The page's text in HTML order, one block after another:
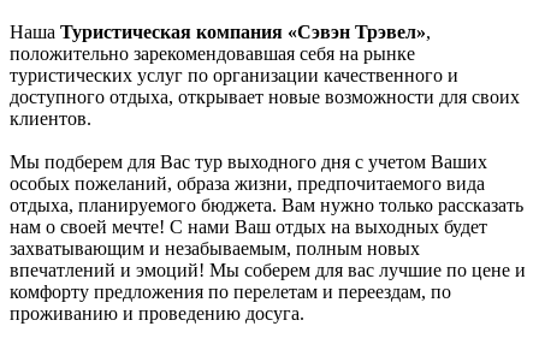
Наша Туристическая компания «Сэвэн Трэвел»,
положительно зарекомендовавшая себя на рынке
туристических услуг по организации качественного и
доступного отдыха, открывает новые возможности для своих
клиентов.
Мы подберем для Вас тур выходного дня с учетом Ваших
особых пожеланий, образа жизни, предпочитаемого вида
отдыха, планируемого бюджета. Вам нужно только рассказать
нам о своей мечте! С нами Ваш отдых на выходных будет
захватывающим и незабываемым, полным новых
впечатлений и эмоций! Мы соберем для вас лучшие по цене и
комфорту предложения по перелетам и переездам, по
проживанию и проведению досуга.